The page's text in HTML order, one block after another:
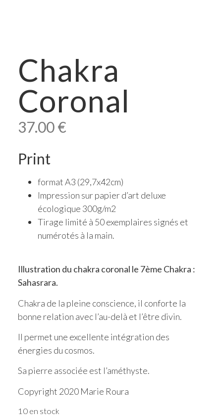
Chakra
Coronal
37.00€
Print
format A3 (29,7x42cm)
Impression sur papier d’art deluxe
écologique 300g/m2
Tirage limité à 50 exemplaires signés et
numérotés à la main.
Illustration du chakra coronal le 7ème Chakra :
Sahasrara.
Chakra de la pleine conscience, il conforte la
bonne relation avec l’au-delà et l’être divin.
Il permet une excellente intégration des
énergies du cosmos.
Sa pierre associée est l’améthyste.
Copyright 2020 Marie Roura
10 en stock